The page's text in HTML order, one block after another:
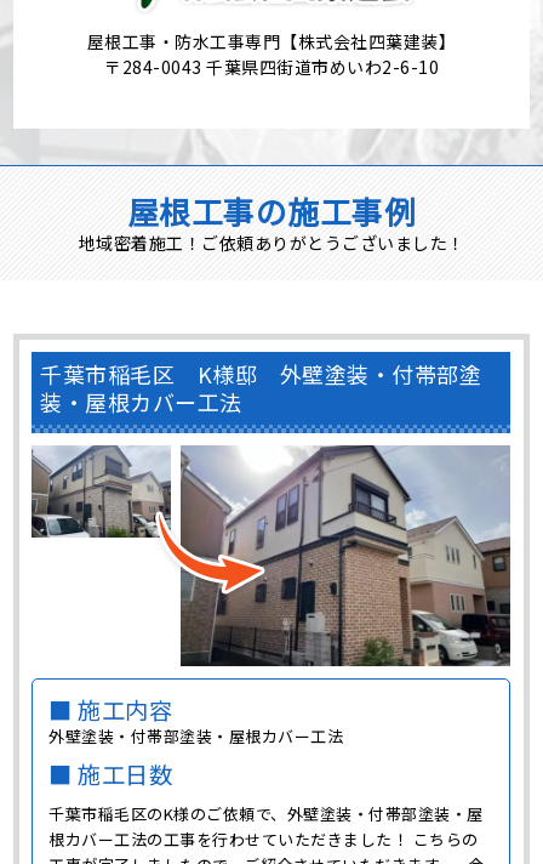
屋根工事・防水工事専門【株式会社四葉建装】
〒284-0043 千葉県四街道市めいわ2-6-10
地域密着施工！ご依頼ありがとうございました！
千葉市稲毛区 K様邸 外壁塗装・付帯部塗
装・屋根カバー工法
■ 施工内容
外壁塗装・付帯部塗装・屋根カバー工法
■ 施工日数
千葉市稲毛区のK様のご依頼で、外壁塗装・付帯部塗装・屋
根カバー工法の工事を行わせていただきました！ こちらの
工事が完了しましたので、ご紹介させていただきます。 今